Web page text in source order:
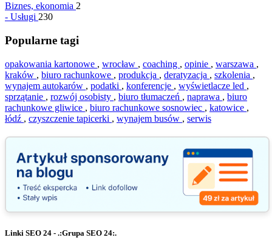
Biznes, ekonomia 2
- Usługi 230
Popularne tagi
opakowania kartonowe , wrocław , coaching , opinie , warszawa ,
kraków , biuro rachunkowe , produkcja , deratyzacja , szkolenia ,
wynajem autokarów , podatki , konferencje , wyświetlacze led ,
sprzątanie , rozwój osobisty , biuro tłumaczeń , naprawa , biuro
rachunkowe gliwice , biuro rachunkowe sosnowiec , katowice ,
łódź , czyszczenie tapicerki , wynajem busów , serwis
Linki SEO 24 - .:Grupa SEO 24:.